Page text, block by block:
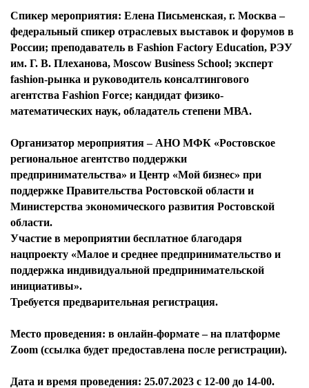
Спикер мероприятия: Елена Письменская, г. Москва –
федеральный спикер отраслевых выставок и форумов в
России; преподаватель в Fashion Factory Education, РЭУ
им. Г. В. Плеханова, Moscow Business School; эксперт
fashion-рынка и руководитель консалтингового
агентства Fashion Force; кандидат физико-
математических наук, обладатель степени МВА.
Организатор мероприятия – АНО МФК «Ростовское
региональное агентство поддержки
предпринимательства» и Центр «Мой бизнес» при
поддержке Правительства Ростовской области и
Министерства экономического развития Ростовской
области.
Участие в мероприятии бесплатное благодаря
нацпроекту «Малое и среднее предпринимательство и
поддержка индивидуальной предпринимательской
инициативы».
Требуется предварительная регистрация.
Место проведения: в онлайн-формате – на платформе
Zoom (ссылка будет предоставлена после регистрации).
Дата и время проведения: 25.07.2023 с 12-00 до 14-00.